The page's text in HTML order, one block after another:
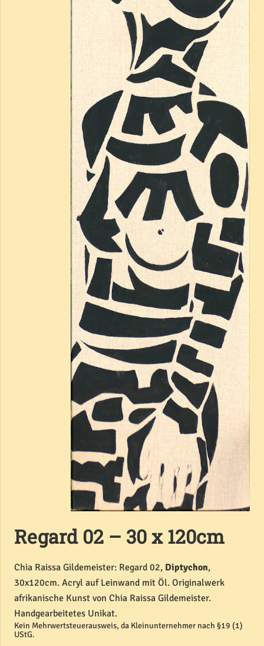
Regard 02 – 30 x 120cm
Chia Raissa Gildemeister: Regard 02, Diptychon,
30x120cm. Acryl auf Leinwand mit Öl. Originalwerk
afrikanische Kunst von Chia Raissa Gildemeister.
Handgearbeitetes Unikat.
Kein Mehrwertsteuerausweis, da Kleinunternehmer nach §19 (1)
UStG.